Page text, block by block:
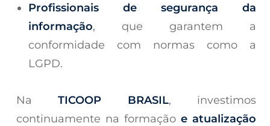
Profissionais de segurança da
informação, que garantem a
conformidade com normas como a
LGPD.
NaTICOOP BRASIL, investimos
continuamente na formação e atualização